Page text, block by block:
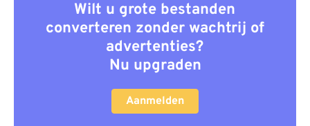
Wilt u grote bestanden
converteren zonder wachtrij of
advertenties?
Nu upgraden
Aanmelden